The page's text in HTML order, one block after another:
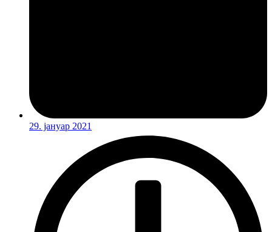
29. јануар 2021